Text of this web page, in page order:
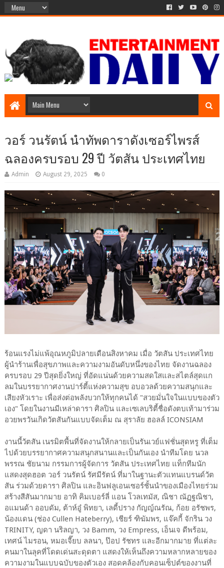
วอร์ วนรัตน์ นำทัพดาราดังเซอร์ไพรส์
ฉลองครบรอบ 29 ปี วัตสัน ประเทศไทย
Admin August 29, 2025 0
ร้อนแรงไม่แพ้อุณหภูมิปลายเดือนสิงหาคม เมื่อ วัตสัน ประเทศไทย
ผู้นำร้านเพื่อสุขภาพและความงามอันดับหนึ่งของไทย จัดงานฉลอง
ครบรอบ 29 ปีสุดยิ่งใหญ่ ที่อัดแน่นด้วยความสดใสและสไตล์สุดแก
ลมในบรรยากาศงานปาร์ตี้แห่งความสุข อบอวลด้วยความสนุกและ
เสียงหัวเราะ เพื่อส่งต่อพลังบวกให้ทุกคนได้ "สวยมั่นใจในแบบของตัว
เอง" โดยในงานมีเหล่าดารา ศิลปิน และเซเลบริตี้ชื่อดังตบเท้ามาร่วม
อวยพรวันเกิดวัตสันกันแบบจัดเต็ม ณ สุราลัย ฮอลล์ ICONSIAM
งานนี้วัตสัน เนรมิตพื้นที่จัดงานให้กลายเป็นรันเวย์แฟชั่นสุดหรู ที่เต็ม
ไปด้วยบรรยากาศความสนุกสนานและเป็นกันเอง นำทีมโดย นวล
พรรณ ชัยนาม กรรมการผู้จัดการ วัตสัน ประเทศไทย แท็กทีมนัก
แสดงสุดฮอต วอร์ วนรัตน์ รัศมีรัตน์ ที่มาในฐานะตัวแทนแบรนด์วัต
สัน ร่วมด้วยดารา ศิลปิน และอินฟลูเอนเซอร์ชั้นนำของเมืองไทยร่วม
สร้างสีสันมากมาย อาทิ คิมเบอร์ลี่ แอน โวลเทมัส, ณิชา ณัฏฐณิชา,
อแมนด้า ออบดัม, ต้าห์อู๋ พิทยา, เลดี้ปราง กัญญ์ณรัณ, ก้อย อรัชพร,
น้องแดน (ช่อง Cullen Hateberry), เชียร์ ฑิฆัมพร, แจ๊คกี้ จักริน วง
TRINITY, ญดา นริลญา, วง Bamm, วง Empress, เอ็นเจ ดีพร้อม,
เทศน์ ไมรอน, หมอเจี๊ยบ ลลนา, ป๊อป รัชทร และอีกมากมาย ที่แต่ละ
คนมาในลุคที่โดดเด่นสะดุดตา แสดงให้เห็นถึงความหลากหลายของ
ความงามในแบบฉบับของตัวเอง สอดคล้องกับคอนเซ็ปต์ของงานที่